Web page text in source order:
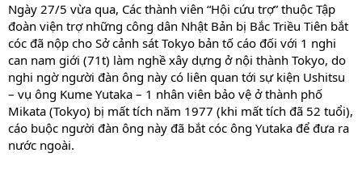
Ngày 27/5 vừa qua, Các thành viên “Hội cứu trợ” thuộc Tập
đoàn viện trợ những công dân Nhật Bản bị Bắc Triều Tiên bắt
cóc đã nộp cho Sở cảnh sát Tokyo bản tố cáo đối với 1 nghi
can nam giới (71t) làm nghề xây dựng ở nội thành Tokyo, do
nghi ngờ người đàn ông này có liên quan tới sự kiện Ushitsu
– vụ ông Kume Yutaka – 1 nhân viên bảo vệ ở thành phố
Mikata (Tokyo) bị mất tích năm 1977 (khi mất tích đã 52 tuổi),
cáo buộc người đàn ông này đã bắt cóc ông Yutaka để đưa ra
nước ngoài.